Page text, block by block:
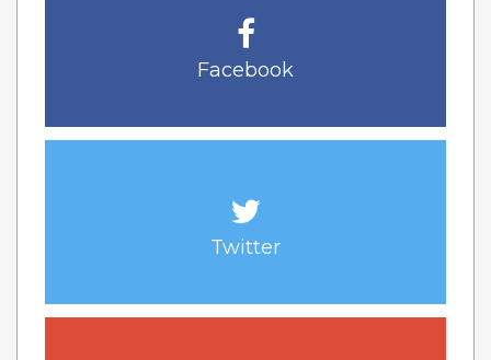
Facebook
Twitter